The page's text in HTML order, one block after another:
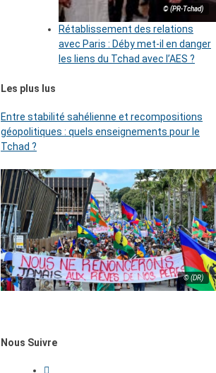
© (PR-Tchad)
Rétablissement des relations
avec Paris : Déby met-il en danger
les liens du Tchad avec l’AES ?
Les plus lus
Entre stabilité sahélienne et recompositions
géopolitiques : quels enseignements pour le
Tchad ?
© (DR)
Nous Suivre